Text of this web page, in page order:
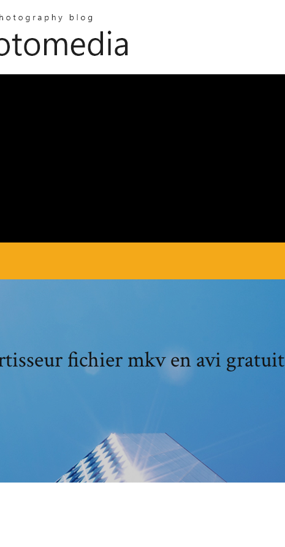
fichier mkv en avi gratuit